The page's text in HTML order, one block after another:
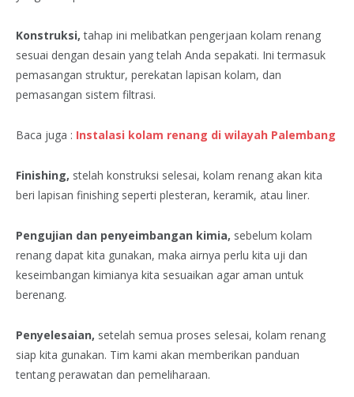
Konstruksi, tahap ini melibatkan pengerjaan kolam renang
sesuai dengan desain yang telah Anda sepakati. Ini termasuk
pemasangan struktur, perekatan lapisan kolam, dan
pemasangan sistem filtrasi.
Baca juga : Instalasi kolam renang di wilayah Palembang
Finishing, stelah konstruksi selesai, kolam renang akan kita
beri lapisan finishing seperti plesteran, keramik, atau liner.
Pengujian dan penyeimbangan kimia, sebelum kolam
renang dapat kita gunakan, maka airnya perlu kita uji dan
keseimbangan kimianya kita sesuaikan agar aman untuk
berenang.
Penyelesaian, setelah semua proses selesai, kolam renang
siap kita gunakan. Tim kami akan memberikan panduan
tentang perawatan dan pemeliharaan.